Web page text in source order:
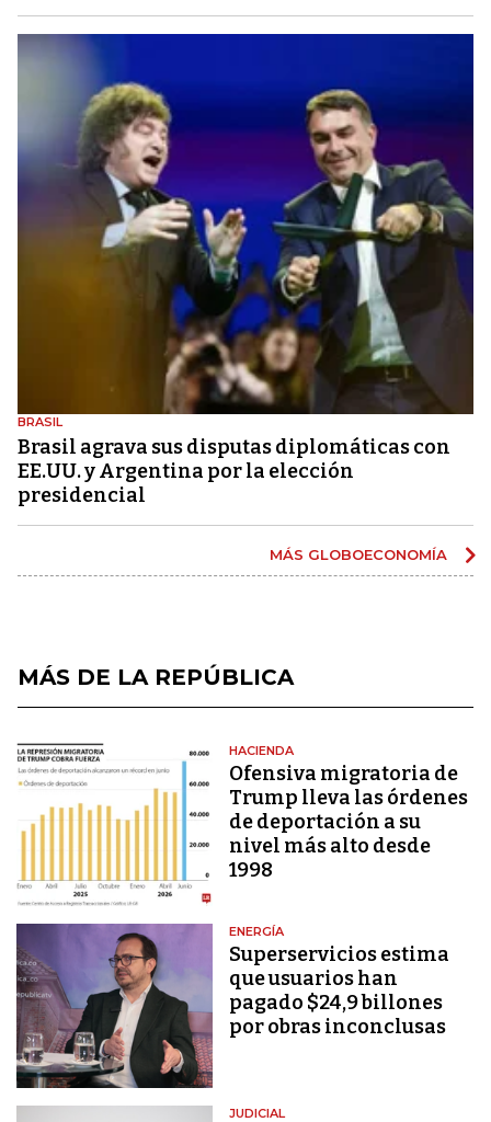
BRASIL
Brasil agrava sus disputas diplomáticas con
EE.UU. y Argentina por la elección
presidencial
MÁS GLOBOECONOMÍA
MÁS DE LA REPÚBLICA
HACIENDA
Ofensiva migratoria de
Trump lleva las órdenes
de deportación a su
nivel más alto desde
1998
ENERGÍA
Superservicios estima
que usuarios han
pagado $24,9 billones
por obras inconclusas
JUDICIAL